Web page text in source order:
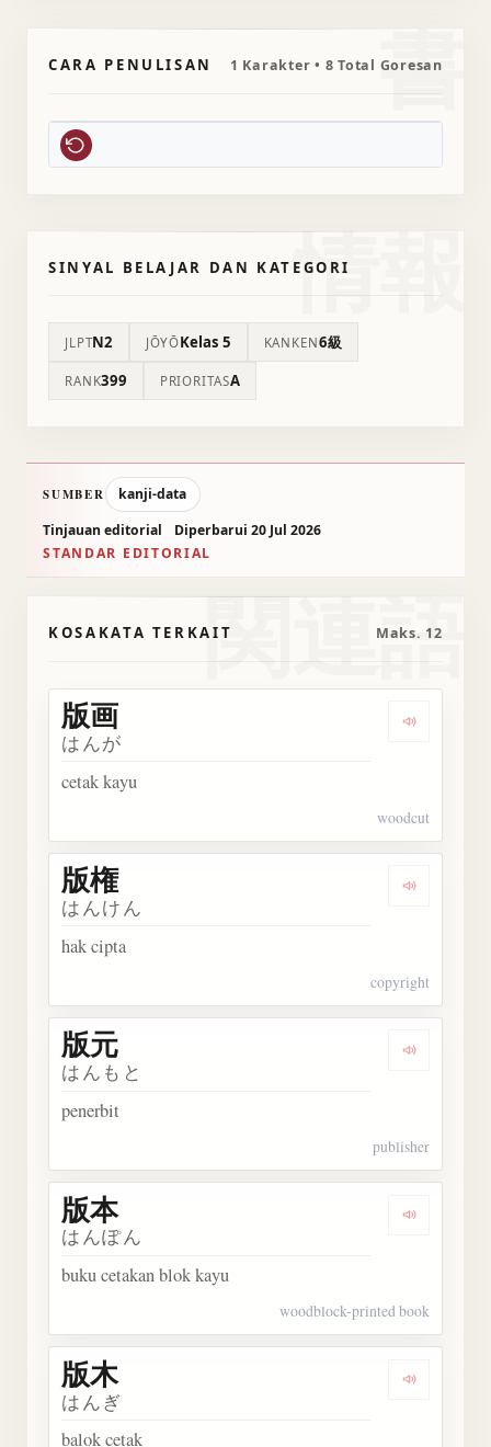
書
CARA PENULISAN 1 Karakter • 8 Total Goresan
情報
SINYAL BELAJAR DAN KATEGORI
JLPTN2 JŌYŌKelas 5 KANKEN6級
RANK399 PRIORITASA
SUMBER
kanji-data
Tinjauan editorial
Diperbarui 20 Jul 2026
STANDAR EDITORIAL
関連語
KOSAKATA TERKAIT Maks. 12
Dengarkan
版画
はんが
cetak kayu
woodcut
Dengarkan
版権
はんけん
hak cipta
copyright
Dengarkan
版元
はんもと
penerbit
publisher
Dengarkan
版本
はんぽん
buku cetakan blok kayu
woodblock-printed book
版木
はんぎ
balok cetak